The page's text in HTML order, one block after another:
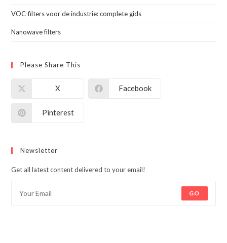
VOC-filters voor de industrie: complete gids
Nanowave filters
Please Share This
X Facebook
Pinterest
Newsletter
Get all latest content delivered to your email!
GO